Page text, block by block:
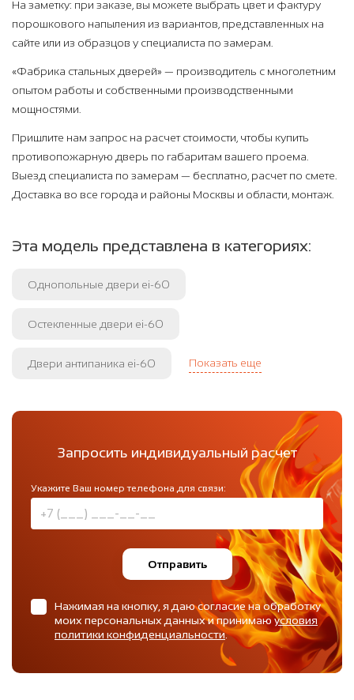
На заметку: при заказе, вы можете выбрать цвет и фактуру
порошкового напыления из вариантов, представленных на
сайте или из образцов у специалиста по замерам.
«Фабрика стальных дверей» — производитель с многолетним
опытом работы и собственными производственными
мощностями.
Пришлите нам запрос на расчет стоимости, чтобы купить
противопожарную дверь по габаритам вашего проема.
Выезд специалиста по замерам — бесплатно, расчет по смете.
Доставка во все города и районы Москвы и области, монтаж.
Эта модель представлена в категориях:
Однопольные двери ei-60
Остекленные двери ei-60
Двери антипаника ei-60 Показать еще
Запросить индивидуальный расчет
Укажите Ваш номер телефона для связи:
Отправить
Нажимая на кнопку, я даю согласие на обработку
моих персональных данных и принимаюусловия
политики конфиденциальности.